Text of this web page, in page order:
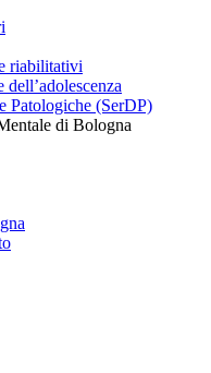
riabilitativi
Patologiche (SerDP)
di Bologna